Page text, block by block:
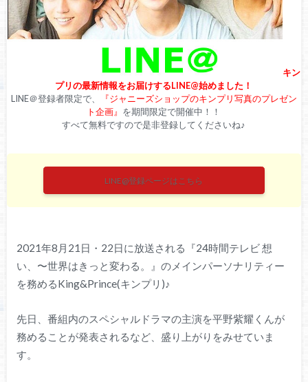
キン
プリの最新情報をお届けするLINE@始めました！
LINE＠登録者限定で、
『ジャニーズショップのキンプリ写真のプレゼン
ト企画』 を期間限定で開催中！！
すべて無料ですので是非登録してくださいね♪
LINE@登録ページはこちら
2021年8月21日・22日に放送される『24時間テレビ 想
い、〜世界はきっと変わる。』のメインパーソナリティー
を務めるKing&Prince(キンプリ)♪
先日、番組内のスペシャルドラマの主演を平野紫耀くんが
務めることが発表されるなど、盛り上がりをみせていま
す。